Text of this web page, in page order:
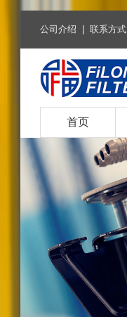
公司介绍 |联系方式
首页